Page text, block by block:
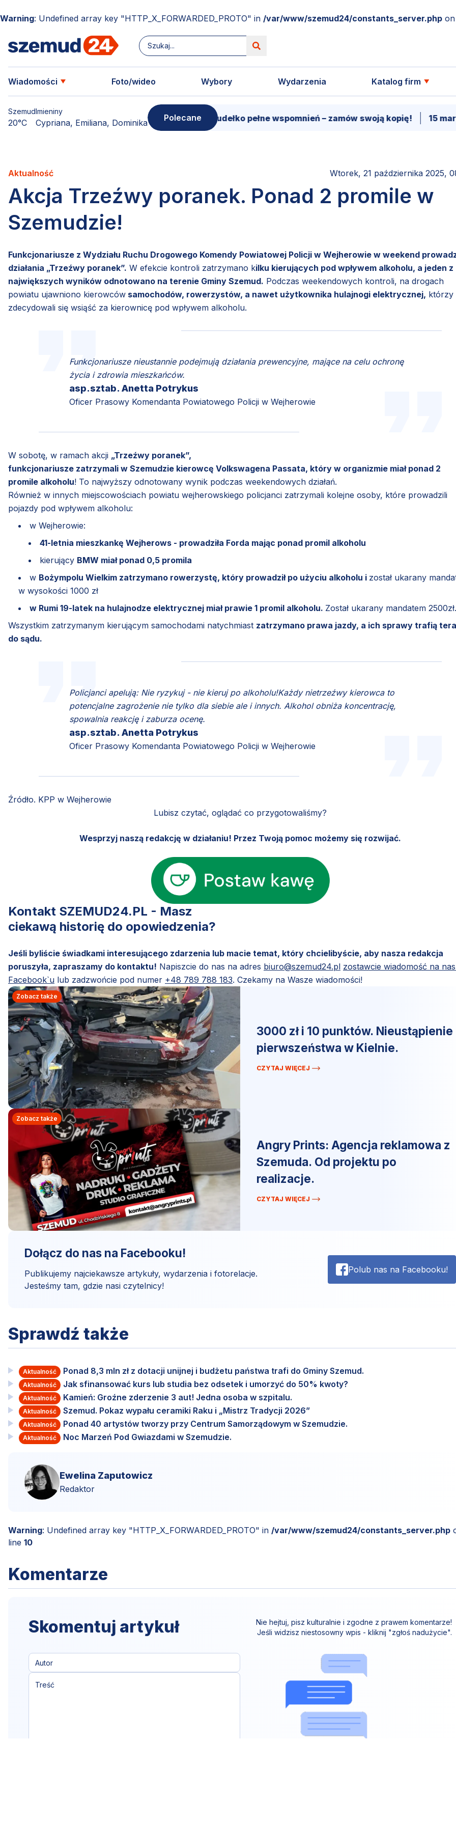
Warning: Undefined array key "HTTP_X_FORWARDED_PROTO" in /var/www/szemud24/constants_server.php
Wiadomości Foto/wideo Wybory Wydarzenia Katalog firm
Szemud
20°C
Imieniny
Cypriana, Emiliana, Dominika Polecane
Donimierz i Szemud. Filmowe pudełko pełne wspomnień – zamów swoją kopię! 15 marca -
Aktualność Wtorek, 21 października 2025,
Akcja Trzeźwy poranek. Ponad 2 promile w
Szemudzie!
Funkcjonariusze z Wydziału Ruchu Drogowego Komendy Powiatowej Policji w Wejherowie w weekend
działania „Trzeźwy poranek”. W efekcie kontroli zatrzymano kilku kierujących pod wpływem alkoholu, a jeden z
największych wyników odnotowano na terenie Gminy Szemud. Podczas weekendowych kontroli, na drogach
powiatu ujawniono kierowców samochodów, rowerzystów, a nawet użytkownika hulajnogi elektrycznej, którzy
zdecydowali się wsiąść za kierownicę pod wpływem alkoholu.
Funkcjonariusze nieustannie podejmują działania prewencyjne, mające na celu ochronę
życia i zdrowia mieszkańców.
asp.sztab. Anetta Potrykus
Oficer Prasowy Komendanta Powiatowego Policji w Wejherowie
W sobotę, w ramach akcji „Trzeźwy poranek”,
funkcjonariusze zatrzymali w Szemudzie kierowcę Volkswagena Passata, który w organizmie miał ponad 2
promile alkoholu! To najwyższy odnotowany wynik podczas weekendowych działań.
Również w innych miejscowościach powiatu wejherowskiego policjanci zatrzymali kolejne osoby, które prowadzili
pojazdy pod wpływem alkoholu:
w Wejherowie:
41-letnia mieszkankę Wejherows - prowadziła Forda mając ponad promil alkoholu
kierujący BMW miał ponad 0,5 promila
w Bożympolu Wielkim zatrzymano rowerzystę, który prowadził po użyciu alkoholu i został ukarany
w wysokości 1000 zł
w Rumi 19-latek na hulajnodze elektrycznej miał prawie 1 promil alkoholu. Został ukarany mandatem
Wszystkim zatrzymanym kierującym samochodami natychmiast zatrzymano prawa jazdy, a ich sprawy trafią
do sądu.
Policjanci apelują: Nie ryzykuj - nie kieruj po alkoholu!Każdy nietrzeźwy kierowca to
potencjalne zagrożenie nie tylko dla siebie ale i innych. Alkohol obniża koncentrację,
spowalnia reakcję i zaburza ocenę.
asp.sztab. Anetta Potrykus
Oficer Prasowy Komendanta Powiatowego Policji w Wejherowie
Źródło. KPP w Wejherowie
Lubisz czytać, oglądać co przygotowaliśmy?
Wesprzyj naszą redakcję w działaniu! Przez Twoją pomoc możemy się rozwijać.
Kontakt SZEMUD24.PL - Masz
ciekawą historię do opowiedzenia?
Jeśli byliście świadkami interesującego zdarzenia lub macie temat, który chcielibyście, aby nasza redakcja
poruszyła, zapraszamy do kontaktu! Napiszcie do nas na adres biuro@szemud24.pl zostawcie wiadomość na
Facebook`u lub zadzwońcie pod numer +48 789 788 183. Czekamy na Wasze wiadomości!
Zobacz także
3000 zł i 10 punktów. Nieustąpienie
pierwszeństwa w Kielnie.
CZYTAJ WIĘCEJ
Zobacz także
Angry Prints: Agencja reklamowa z
Szemuda. Od projektu po
realizacje.
CZYTAJ WIĘCEJ
Dołącz do nas na Facebooku!
Publikujemy najciekawsze artykuły, wydarzenia i fotorelacje.
Jesteśmy tam, gdzie nasi czytelnicy!
Polub nas na Facebooku!
Sprawdź także
Aktualność Ponad 8,3 mln zł z dotacji unijnej i budżetu państwa trafi do Gminy Szemud.
Aktualność Jak sfinansować kurs lub studia bez odsetek i umorzyć do 50% kwoty?
Aktualność Kamień: Groźne zderzenie 3 aut! Jedna osoba w szpitalu.
Aktualność Szemud. Pokaz wypału ceramiki Raku i „Mistrz Tradycji 2026”
Aktualność Ponad 40 artystów tworzy przy Centrum Samorządowym w Szemudzie.
Aktualność Noc Marzeń Pod Gwiazdami w Szemudzie.
Ewelina Zaputowicz
Redaktor
Warning: Undefined array key "HTTP_X_FORWARDED_PROTO" in /var/www/szemud24/constants_server.php
line 10
Komentarze
Skomentuj artykuł
Nie hejtuj, pisz kulturalnie i zgodne z prawem komentarze!
Jeśli widzisz niestosowny wpis - kliknij "zgłoś nadużycie".